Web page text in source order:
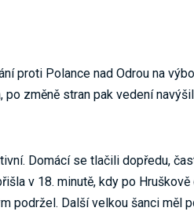
proti Polance nad Odrou na
po změně stran pak vedení
Domácí se tlačili dopředu,
v 18. minutě, kdy po Hruškově
podržel. Další velkou šanci měl